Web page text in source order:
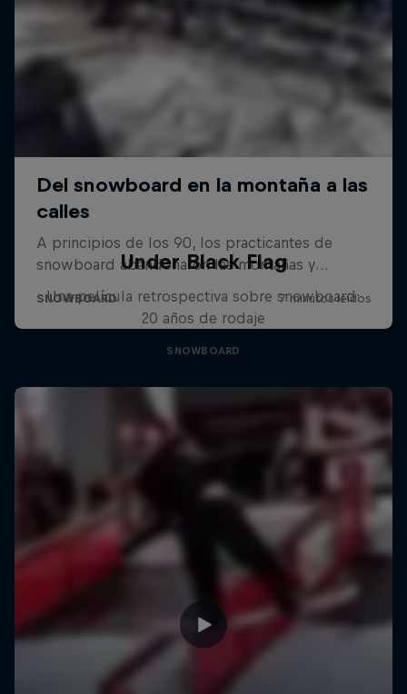
Under Black Flag
Una película retrospectiva sobre snowboard:
20 años de rodaje
SNOWBOARD